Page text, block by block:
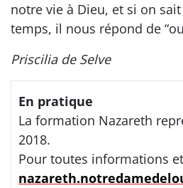
notre vie à Dieu, et si on
temps, il nous répond de
Priscilia de Selve
En pratique
La formation Nazareth
2018.
Pour toutes informations